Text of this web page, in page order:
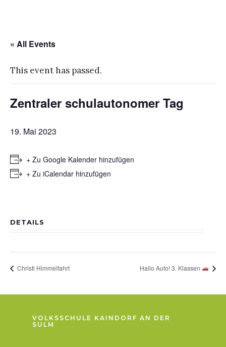
« All Events
This event has passed.
Zentraler schulautonomer Tag
19. Mai 2023
+ Zu Google Kalender hinzufügen
+ Zu iCalendar hinzufügen
DETAILS
Christi Himmelfahrt Hallo Auto! 3. Klassen
VOLKSSCHULE KAINDORF AN DER
SULM